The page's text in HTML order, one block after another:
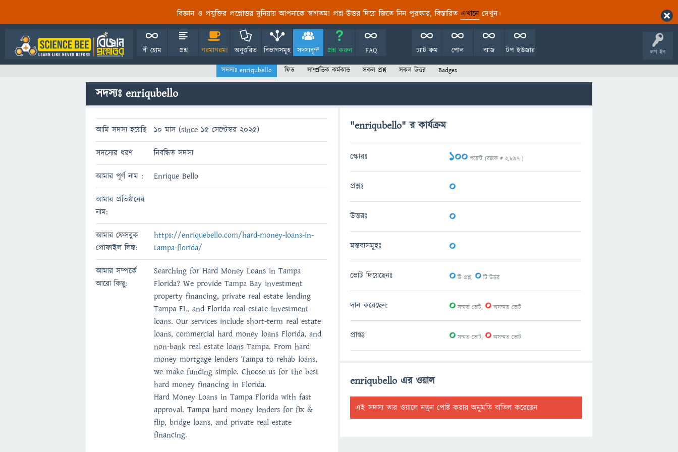
বিজ্ঞান ও প্রযুক্তির প্রশ্নোত্তর দুনিয়ায় আপনাকে স্বাগতম! প্রশ্ন-উত্তর দিয়ে জিতে নিন পুরস্কার, বিস্তারিত এখানেদেখুন।
লগ ইন
বী হোম প্রশ্ন গরমাগরম! অনুত্তরিত বিভাগসমূহ সদস্যবৃন্দ প্রশ্ন করুন FAQ টপ ইউজার
ব্যাজ
পোল
চ্যাট রুম
সদস্যঃ enriqubello ফিড সাম্প্রতিক কর্মকান্ড সকল প্রশ্ন সকল উত্তর Badges
সদস্যঃ enriqubello
আমি সদস্য হয়েছি 10 মাস (since 15 সেপ্টেম্বর 2025)
সদস্যের ধরণ নিবন্ধিত সদস্য
আমার পূর্ণ নাম : Enrique Bello
আমার প্রতিষ্ঠানের
নাম:
আমার ফেসবুক
প্রোফাইল লিঙ্ক:
https://enriquebello.com/hard-money-loans-in-
tampa-florida/
আমার সম্পর্কে
আরো কিছু:
Searching for Hard Money Loans in Tampa
Florida? We provide Tampa Bay investment
property financing, private real estate lending
Tampa FL, and Florida real estate investment
loans. Our services include short-term real estate
loans, commercial hard money loans Florida, and
non-bank real estate loans Tampa. From hard
money mortgage lenders Tampa to rehab loans,
we make funding simple. Choose us for the best
hard money financing in Florida.
Hard Money Loans in Tampa Florida with fast
approval. Tampa hard money lenders for fix &
flip, bridge loans, and private real estate
financing.
"enriqubello" র কার্যক্রম
স্কোরঃ 100 পয়েন্ট (র‌্যাংক #2,897 )
প্রশ্নঃ 0
উত্তরঃ 0
মন্তব্যসমূহঃ 0
ভোট দিয়েছেনঃ 0টি প্রশ্ন, 0টি উত্তর
দান করেছেন: 0সম্মত ভোট, 0অসম্মত ভোট
প্রাপ্তঃ 0সম্মত ভোট, 0অসম্মত ভোট
enriqubello এর ওয়াল
এই সদস্য তার ওয়ালে নতুন পোষ্ট করার অনুমতি বাতিল করেছেন